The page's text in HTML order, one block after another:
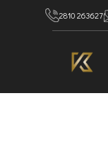
2810 263627